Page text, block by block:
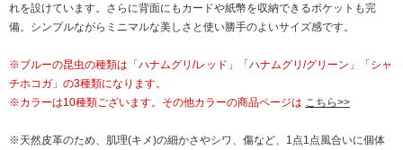
れを設けています。さらに背面にもカードや紙幣を収納できるポケットも完
備。シンプルながらミニマルな美しさと使い勝手のよいサイズ感です。
※ブルーの昆虫の種類は「ハナムグリ/レッド」「ハナムグリ/グリーン」「シャ
チホコガ」の3種類になります。
※カラーは10種類ございます。その他カラーの商品ページは こちら>>
※天然皮革のため、肌理(キメ)の細かさやシワ、傷など、1点1点風合いに個体